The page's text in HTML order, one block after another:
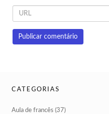
CATEGORIAS
Aula de francês (37)